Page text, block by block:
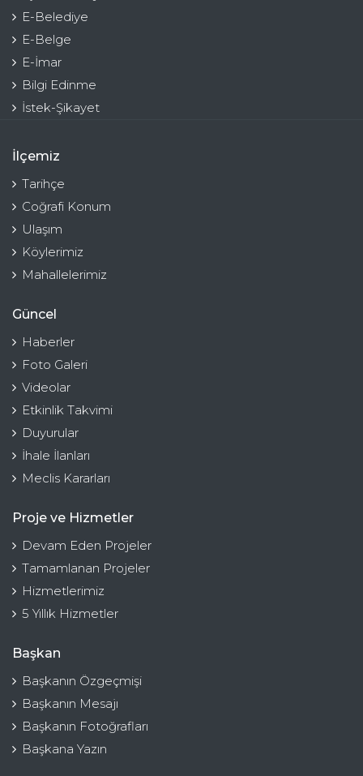
E-Belediye
E-Belge
E-İmar
Bilgi Edinme
İstek-Şikayet
İlçemiz
Tarihçe
Coğrafi Konum
Ulaşım
Köylerimiz
Mahallelerimiz
Güncel
Haberler
Foto Galeri
Videolar
Etkinlik Takvimi
Duyurular
İhale İlanları
Meclis Kararları
Proje ve Hizmetler
Devam Eden Projeler
Tamamlanan Projeler
Hizmetlerimiz
5 Yıllık Hizmetler
Başkan
Başkanın Özgeçmişi
Başkanın Mesajı
Başkanın Fotoğrafları
Başkana Yazın